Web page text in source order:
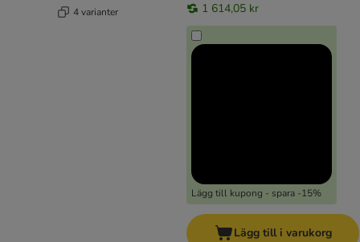
4 varianter 1 614,05 kr
Lägg till kupong - spara -15%
Lägg till i varukorg